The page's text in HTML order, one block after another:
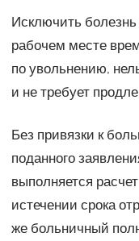
Исключить болезнь
рабочем месте
по увольнению,
и не требует
Без привязки к
поданного
выполняется
истечении срока
же больничный